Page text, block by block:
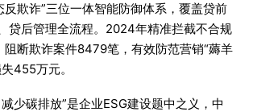
欺诈”三位一体智能防御体系，覆盖贷前
贷后管理全流程。2024年精准拦截不合规
阻断欺诈案件8479笔，有效防范营销“薅羊
455万元。
少碳排放”是企业ESG建设题中之义，中